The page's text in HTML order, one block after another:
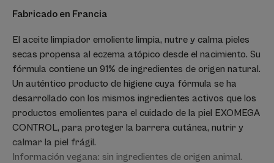
Fabricado en Francia
El aceite limpiador emoliente limpia, nutre y calma pieles
secas propensa al eczema atópico desde el nacimiento. Su
fórmula contiene un 91% de ingredientes de origen natural.
Un auténtico producto de higiene cuya fórmula se ha
desarrollado con los mismos ingredientes activos que los
productos emolientes para el cuidado de la piel EXOMEGA
CONTROL, para proteger la barrera cutánea, nutrir y
calmar la piel frágil.
Información vegana: sin ingredientes de origen animal.